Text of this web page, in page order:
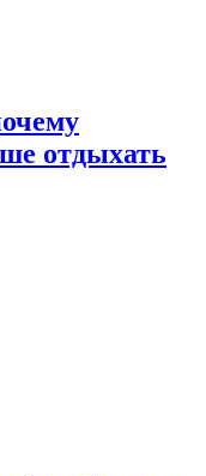
отдыхать